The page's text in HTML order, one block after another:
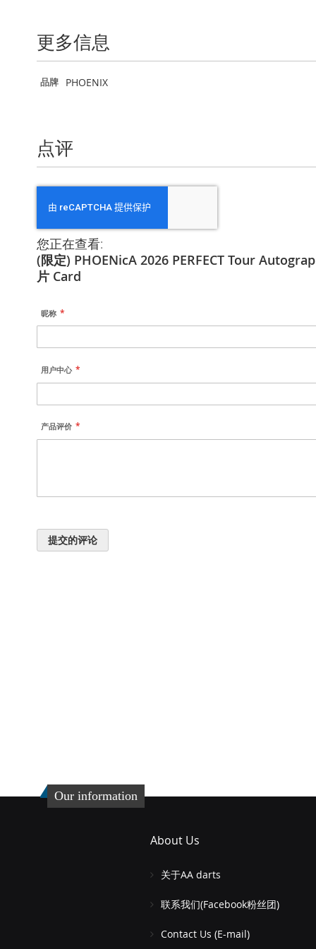
库
的
头
更多信息
更
品牌 PHOENIX
点评
您正在查看:
(限定) PHOENicA 2026 PERFECT Tour
片 Card
昵称
用户中心
产品评价
提交的评论
Our information
About Us
关于AA darts
联系我们(Facebook粉丝团)
Contact Us (E-mail)